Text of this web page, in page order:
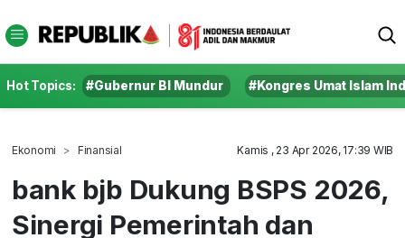
Hot Topics: #Gubernur BI Mundur #Kongres Umat Islam
Ekonomi Finansial Kamis , 23 Apr 2026, 17:39 WIB
bank bjb Dukung BSPS 2026,
Sinergi Pemerintah dan